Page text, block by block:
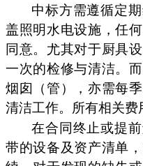
中标方需遵循定
盖照明水电设施，任
同意。尤其对于厨具
一次的检修与清洁。
烟囱（管），亦需每
清洁工作。所有相关费
在合同终止或提
带的设备及资产清单